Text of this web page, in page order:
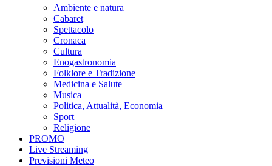
Ambiente e natura
Cabaret
Spettacolo
Cronaca
Cultura
Enogastronomia
Folklore e Tradizione
Medicina e Salute
Musica
Politica, Attualità, Economia
Sport
Religione
PROMO
Live Streaming
Previsioni Meteo